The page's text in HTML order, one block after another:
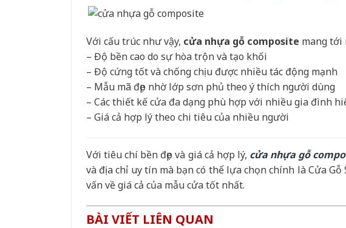
Với cấu trúc như vậy, cửa nhựa gỗ composite mang tới
– Độ bền cao do sự hòa trộn và tạo khối
– Độ cứng tốt và chống chịu được nhiều tác động mạnh
– Mẫu mã đẹp nhờ lớp sơn phủ theo ý thích người dùng
– Các thiết kế cửa đa dạng phù hợp với nhiều gia đình
– Giá cả hợp lý theo chi tiêu của nhiều người
Với tiêu chí bền đẹp và giá cả hợp lý, cửa nhựa gỗ
và địa chỉ uy tín mà bạn có thể lựa chọn chính là Cửa Gỗ
vấn về giá cả của mẫu cửa tốt nhất.
BÀI VIẾT LIÊN QUAN